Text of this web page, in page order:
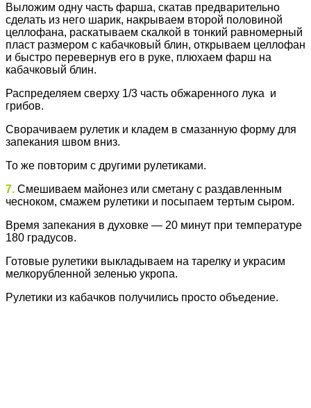
Выложим одну часть фарша, скатав предварительно
сделать из него шарик, накрываем второй половиной
целлофана, раскатываем скалкой в тонкий равномерный
пласт размером с кабачковый блин, открываем целлофан
и быстро перевернув его в руке, плюхаем фарш на
кабачковый блин.
Распределяем сверху 1/3 часть обжаренного лука и
грибов.
Сворачиваем рулетик и кладем в смазанную форму для
запекания швом вниз.
То же повторим с другими рулетиками.
7. Смешиваем майонез или сметану с раздавленным
чесноком, смажем рулетики и посыпаем тертым сыром.
Время запекания в духовке — 20 минут при температуре
180 градусов.
Готовые рулетики выкладываем на тарелку и украсим
мелкорубленной зеленью укропа.
Рулетики из кабачков получились просто объедение.